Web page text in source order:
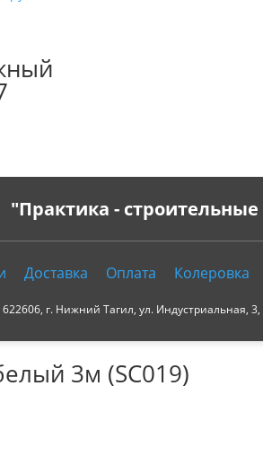
"Практика -
Доставка Оплата Колеровка
г. Нижний Тагил, ул. Индустриальная, 3,
3м (SC019)